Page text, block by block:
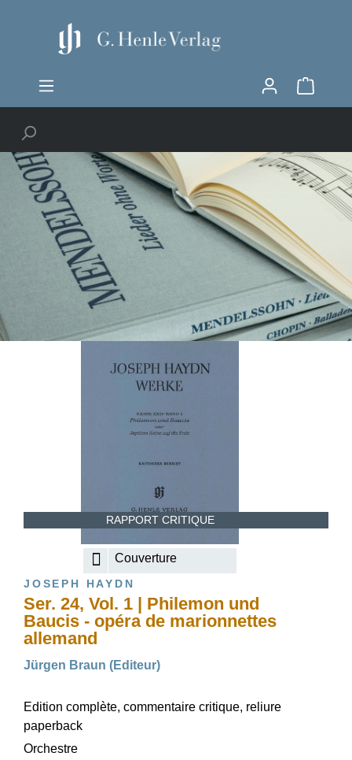
RAPPORT CRITIQUE
Couverture
JOSEPH HAYDN
Ser. 24, Vol. 1 | Philemon und
Baucis - opéra de marionnettes
allemand
Jürgen Braun (Editeur)
Edition complète, commentaire critique, reliure
paperback
Orchestre